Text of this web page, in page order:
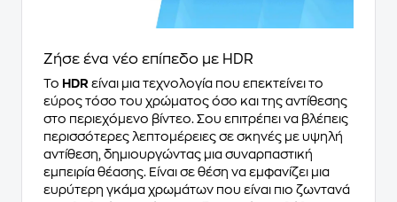
Ζήσε ένα νέο επίπεδο με HDR
Το HDR είναι μια τεχνολογία που επεκτείνει το
εύρος τόσο του χρώματος όσο και της αντίθεσης
στο περιεχόμενο βίντεο. Σου επιτρέπει να βλέπεις
περισσότερες λεπτομέρειες σε σκηνές με υψηλή
αντίθεση, δημιουργώντας μια συναρπαστική
εμπειρία θέασης. Είναι σε θέση να εμφανίζει μια
ευρύτερη γκάμα χρωμάτων που είναι πιο ζωντανά